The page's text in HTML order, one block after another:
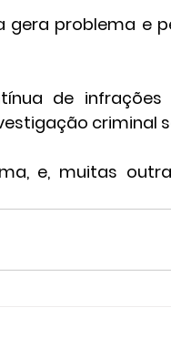
gera problema e
de
criminal
e, muitas